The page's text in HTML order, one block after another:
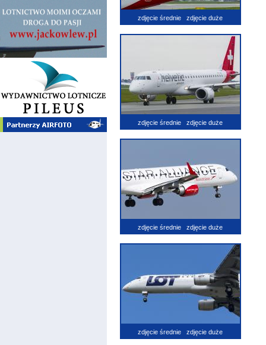
zdjęcie średnie zdjęcie duże
zdjęcie średnie zdjęcie duże
zdjęcie średnie zdjęcie duże
zdjęcie średnie zdjęcie duże